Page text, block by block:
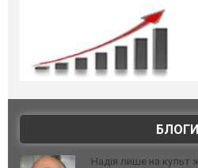
БЛОГИ
Надія лише на культ